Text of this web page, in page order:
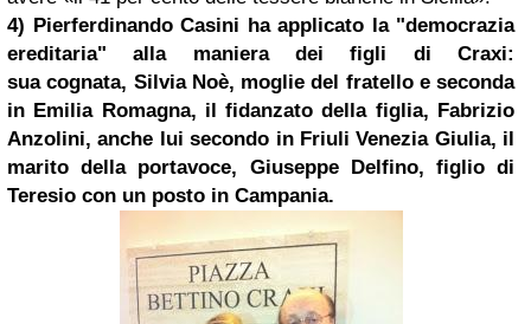
4) Pierferdinando Casini ha applicato la "democrazia
ereditaria" alla maniera deifigli di Craxi:
suacognata, Silvia Noè, moglie del fratello e seconda
in Emilia Romagna, il fidanzato della figlia, Fabrizio
Anzolini, anche lui secondo in FriuliVeneziaGiulia, il
marito della portavoce, Giuseppe Delfino, figlio di
Teresio con un posto in Campania.